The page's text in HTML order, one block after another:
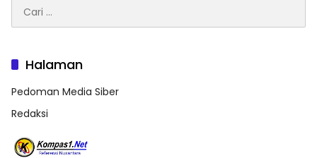
untuk:
Halaman
Pedoman Media Siber
Redaksi